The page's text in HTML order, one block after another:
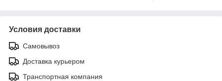
Условия доставки
Самовывоз
Доставка курьером
Транспортная компания